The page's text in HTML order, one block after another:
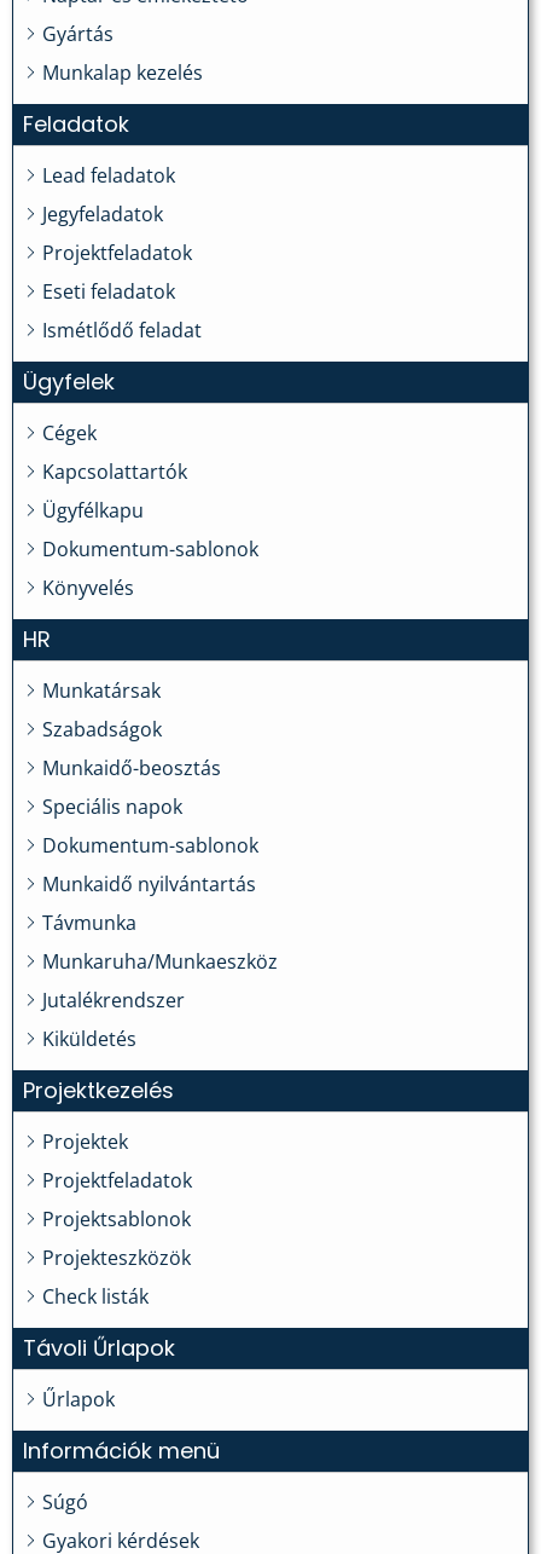
Gyártás
Munkalap kezelés
Feladatok
Lead feladatok
Jegyfeladatok
Projektfeladatok
Eseti feladatok
Ismétlődő feladat
Ügyfelek
Cégek
Kapcsolattartók
Ügyfélkapu
Dokumentum-sablonok
Könyvelés
HR
Munkatársak
Szabadságok
Munkaidő-beosztás
Speciális napok
Dokumentum-sablonok
Munkaidő nyilvántartás
Távmunka
Munkaruha/Munkaeszköz
Jutalékrendszer
Kiküldetés
Projektkezelés
Projektek
Projektfeladatok
Projektsablonok
Projekteszközök
Check listák
Távoli Űrlapok
Űrlapok
Információk menü
Súgó
Gyakori kérdések